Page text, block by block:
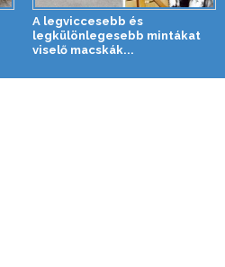
A legviccesebb és
legkülönlegesebb mintákat
viselő macskák...